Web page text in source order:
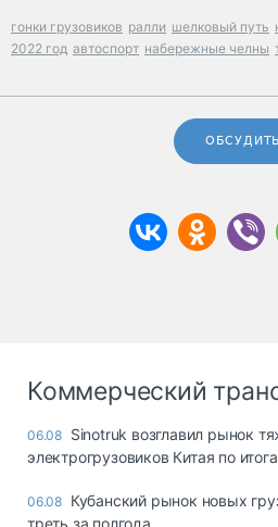
гонки грузовиков ралли шелковый путь
2022 год автоспорт набережные челны
ОБСУДИТЬ
Коммерческий
06.08 Sinotruk возглавил рынок
электрогрузовиков Китая по
06.08 Кубанский рынок новых
треть за полгода